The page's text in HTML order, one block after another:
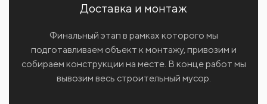
Доставка и монтаж
Финальный этап в рамках которого мы
подготавливаем объект к монтажу, привозим и
собираем конструкции на месте. В конце работ мы
вывозим весь строительный мусор.